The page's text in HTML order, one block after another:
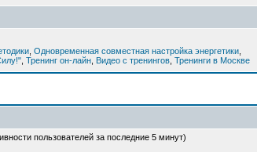
Одновременная совместная настройка энергетики
Тренинг он-лайн Видео с тренингов Тренинги в Москве
пользователей за последние 5 минут)